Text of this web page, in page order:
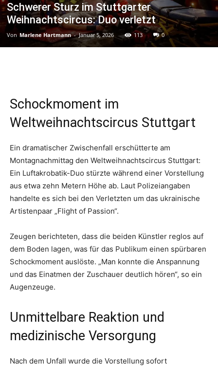
Schwerer Sturz im Stuttgarter
Weihnachtscircus: Duo verletzt
Von Marlene Hartmann - Januar 5, 2026 113 0
Schockmoment im
Weltweihnachtscircus Stuttgart
Ein dramatischer Zwischenfall erschütterte am
Montagnachmittag den Weltweihnachtscircus Stuttgart:
Ein Luftakrobatik-Duo stürzte während einer Vorstellung
aus etwa zehn Metern Höhe ab. Laut Polizeiangaben
handelte es sich bei den Verletzten um das ukrainische
Artistenpaar „Flight of Passion“.
Zeugen berichteten, dass die beiden Künstler reglos auf
dem Boden lagen, was für das Publikum einen spürbaren
Schockmoment auslöste. „Man konnte die Anspannung
und das Einatmen der Zuschauer deutlich hören“, so ein
Augenzeuge.
Unmittelbare Reaktion und
medizinische Versorgung
Nach dem Unfall wurde die Vorstellung sofort